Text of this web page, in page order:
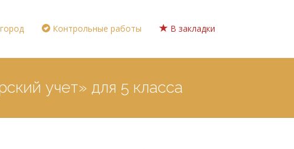
Контрольные работы В закладки
учет» для 5 класса